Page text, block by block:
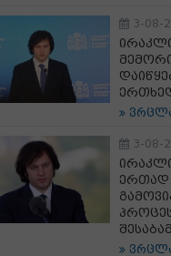
3-08-
3-08-
ერთად